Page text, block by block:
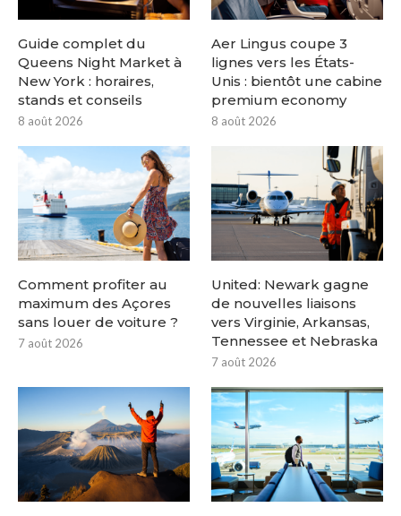
Guide complet du
Queens Night Market à
New York : horaires,
stands et conseils
8 août 2026
Aer Lingus coupe 3
lignes vers les États-
Unis : bientôt une cabine
premium economy
8 août 2026
Comment profiter au
maximum des Açores
sans louer de voiture ?
7 août 2026
United: Newark gagne
de nouvelles liaisons
vers Virginie, Arkansas,
Tennessee et Nebraska
7 août 2026